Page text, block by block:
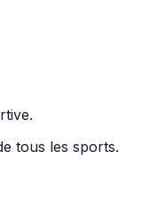
tous les sports.